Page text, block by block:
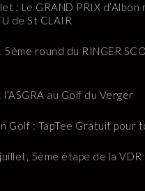
: Le GRAND PRIX
de St CLAIR
5ème round du RINGER
au Golf du Verger
Golf : TapTee Gratuit pour
5ème étape de la